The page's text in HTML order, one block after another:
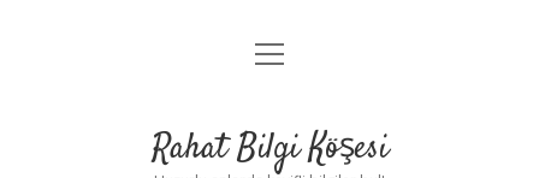
Anasayfa
menüyü
Rahat Bilgi Köşesi